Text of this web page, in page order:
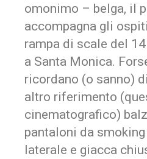
omonimo – belga, il
accompagna gli
rampa di scale del
a Santa Monica.
ricordano (o sanno)
altro riferimento
cinematografico)
pantaloni da
laterale e giacca